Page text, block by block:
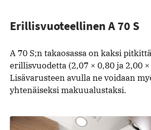
Erillisvuoteellinen A 70 S
A 70 S;n takaosassa on kaksi
erillisvuodetta (2,07 × 0,80 ja 2,00
Lisävarusteen avulla ne voidaan
yhtenäiseksi makuualustaksi.